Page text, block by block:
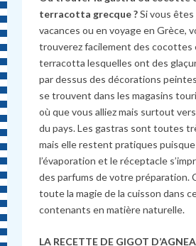
terracotta grecque ?Si vous êtes
vacances ou en voyage en Grèce,
trouverez facilement des cocottes
terracotta lesquelles ont des
par dessus des décorations
se trouvent dans les magasins
où que vous alliez mais surtout
du pays. Les gastras sont toutes
mais elle restent pratiques puisque
l’évaporation et le réceptacle
des parfums de votre préparation.
toute la magie de la cuisson dans
contenants en matière naturelle.
LA RECETTE DE GIGOT